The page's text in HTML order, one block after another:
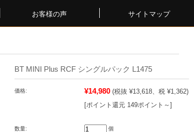
お客様の声 サイトマップ
BT MINI Plus RCF シングルパック L1475
価格: ¥14,980 (税抜 ¥13,618、税 ¥1,362)
[ポイント還元 149ポイント～]
数量: 個